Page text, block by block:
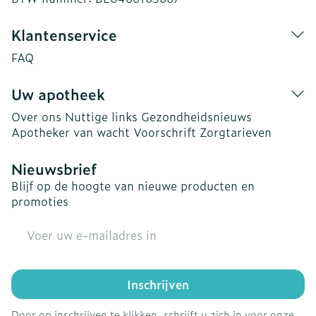
Klantenservice
FAQ
Uw apotheek
Over ons Nuttige links Gezondheidsnieuws
Apotheker van wacht Voorschrift Zorgtarieven
Nieuwsbrief
Blijf op de hoogte van nieuwe producten en
promoties
Inschrijven